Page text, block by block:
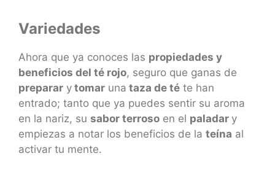
Variedades
Ahora que ya conoces las propiedades y
beneficios del té rojo, seguro que ganas de
preparar y tomar una taza de té te han
entrado; tanto que ya puedes sentir su aroma
en la nariz, su sabor terroso en el paladar y
empiezas a notar los beneficios de la teína al
activar tu mente.